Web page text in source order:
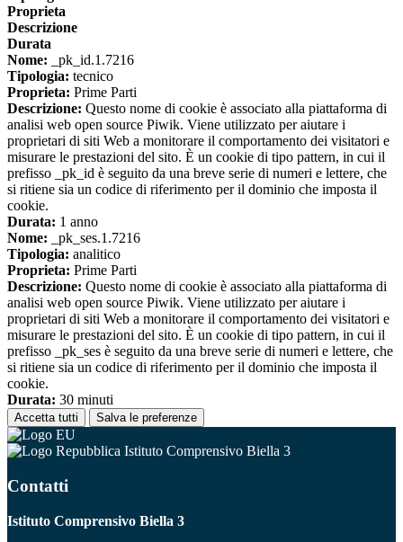
Proprieta
Descrizione
Durata
Nome: _pk_id.1.7216
Tipologia: tecnico
Proprieta: Prime Parti
Descrizione: Questo nome di cookie è associato alla piattaforma di
analisi web open source Piwik. Viene utilizzato per aiutare i
proprietari di siti Web a monitorare il comportamento dei visitatori e
misurare le prestazioni del sito. È un cookie di tipo pattern, in cui il
prefisso _pk_id è seguito da una breve serie di numeri e lettere, che
si ritiene sia un codice di riferimento per il dominio che imposta il
cookie.
Durata: 1 anno
Nome: _pk_ses.1.7216
Tipologia: analitico
Proprieta: Prime Parti
Descrizione: Questo nome di cookie è associato alla piattaforma di
analisi web open source Piwik. Viene utilizzato per aiutare i
proprietari di siti Web a monitorare il comportamento dei visitatori e
misurare le prestazioni del sito. È un cookie di tipo pattern, in cui il
prefisso _pk_ses è seguito da una breve serie di numeri e lettere, che
si ritiene sia un codice di riferimento per il dominio che imposta il
cookie.
Durata: 30 minuti
Accetta tutti Salva le preferenze
Istituto Comprensivo Biella 3
Contatti
Istituto Comprensivo Biella 3